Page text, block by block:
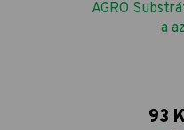
AGRO
a
93